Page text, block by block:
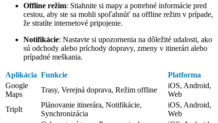
Offline režim: Stiahnite si mapy a potrebné informácie pred
cestou, aby ste sa mohli spoľahnúť na offline režim v prípade,
že stratíte internetové pripojenie.
Notifikácie: Nastavte si upozornenia na dôležité udalosti, ako
sú odchody alebo príchody dopravy, zmeny v itinerári alebo
prípadné meškania.
Aplikácia Funkcie
Platforma
Google
Maps
Trasy, Verejná doprava, Režim offline
iOS, Android,
Web
TripIt
Plánovanie itinerára, Notifikácie,
Synchronizácia
iOS, Android,
Web